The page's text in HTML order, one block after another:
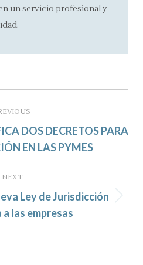
un servicio profesional y
Previous
post:
DOS DECRETOS PARA
EN LAS PYMES
NEXT
Next
post:
Ley de Jurisdicción
las empresas